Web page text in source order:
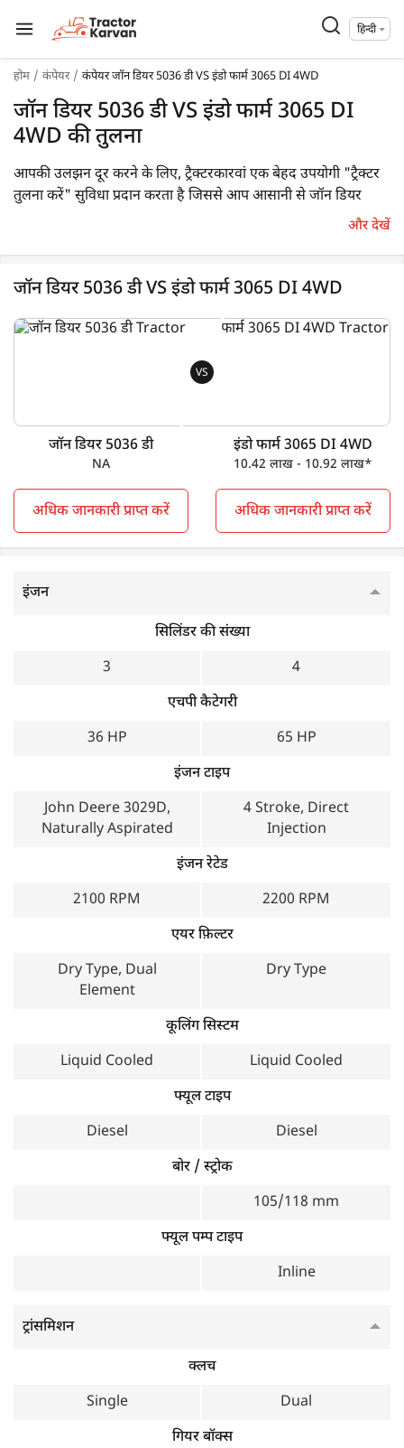
हिन्दी
होम कंपेयर कंपेयर जॉन डियर 5036 डी VS इंडो फार्म 3065 DI 4WD
जॉन डियर 5036 डी VS इंडो फार्म 3065 DI
4WD की तुलना
आपकी उलझन दूर करने के लिए, ट्रैक्टरकारवां एक बेहद उपयोगी "ट्रैक्टर
तुलना करें" सुविधा प्रदान करता है जिससे आप आसानी से जॉन डियर
5036 डी एवं इंडो फार्म 3065 DI 4WD के बीच चयन कर सकते हैं। यहाँ,
पर इन दोनों ट्रैक्टर मॉडलों की तुलना कर सकते हैं।
रुपये से शुरू होती है , जबकि इंडो फार्म 3065 DI 4WD की शुरुआती
डी एक 36 एचपी का ट्रैक्टर है, जबकि इंडो फार्म 3065 DI 4WD एक 65
विशेषताओं को देखें।
जॉन डियर 5036 डी vs इंडो फार्म 3065 DI 4WD
मुख्य विशेषताएं
जॉन डियर 5036 डी
इंडो फार्म 3065 DI 4WD
8 Forward + 4 Reverse
8 Forward + 2 Reverse
जॉन डियर 5036 डी के फायदे
शक्तिशाली 3029D इंजन।
हाई लिफ्टिंग कैपेसिटी।
34.18 किमी/घंटा की अधिकतम आगे की गति।
शक्तिशाली 4-सिलेंडर इंजन।
और देखें
जॉन डियर 5036 डी VS इंडो फार्म 3065 DI 4WD
VS
जॉन डियर 5036 डी
NA
अधिक जानकारी प्राप्त करें
इंडो फार्म 3065 DI 4WD
10.42 लाख - 10.92 लाख*
अधिक जानकारी प्राप्त करें
इंजन
सिलिंडर की संख्या
3
4
एचपी कैटेगरी
36 HP
65 HP
इंजन टाइप
John Deere 3029D,
Naturally Aspirated
4 Stroke, Direct
Injection
इंजन रेटेड
2100 RPM
2200 RPM
एयर फ़िल्टर
Dry Type, Dual
Element
Dry Type
कूलिंग सिस्टम
Liquid Cooled
Liquid Cooled
फ्यूल टाइप
Diesel
Diesel
बोर / स्ट्रोक
105/118 mm
फ्यूल पम्प टाइप
Inline
ट्रांसमिशन
क्लच
Single
Dual
गियर बॉक्स